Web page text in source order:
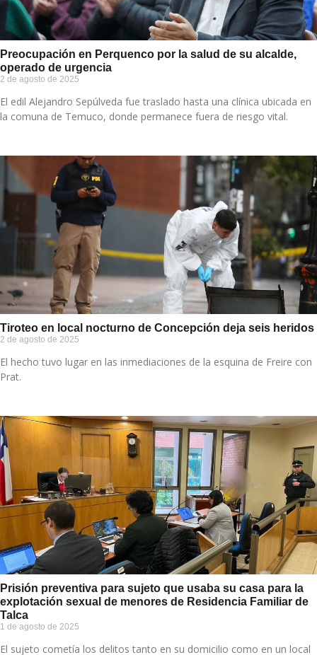
Preocupación en Perquenco por la salud de su alcalde,
operado de urgencia
2 de agosto de 2025
El edil Alejandro Sepúlveda fue traslado hasta una clínica ubicada en
la comuna de Temuco, donde permanece fuera de riesgo vital.
Tiroteo en local nocturno de Concepción deja seis heridos
2 de agosto de 2025
El hecho tuvo lugar en las inmediaciones de la esquina de Freire con
Prat.
Prisión preventiva para sujeto que usaba su casa para la
explotación sexual de menores de Residencia Familiar de
Talca
1 de agosto de 2025
El sujeto cometía los delitos tanto en su domicilio como en un local